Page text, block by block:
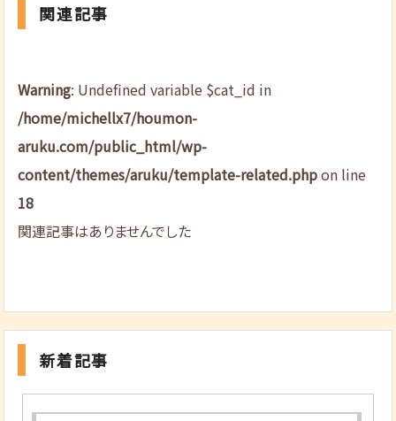
関連記事
Warning: Undefined variable $cat_id in
/home/michellx7/houmon-
aruku.com/public_html/wp-
content/themes/aruku/template-related.phpon line
18
関連記事はありませんでした
新着記事